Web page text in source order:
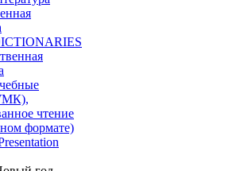
чтение
формате)